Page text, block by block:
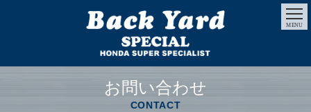
MENU
お問い合わせ
CONTACT